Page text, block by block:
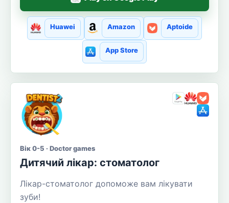
Huawei Amazon Aptoide
App Store
Вік 0-5 · Doctor games
Дитячий лікар: стоматолог
Лікар-стоматолог допоможе вам лікувати
зуби!